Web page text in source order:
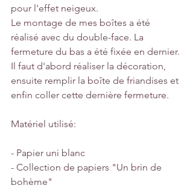
pour l'effet neigeux.
Le montage de mes boîtes a été
réalisé avec du double-face. La
fermeture du bas a été fixée en dernier.
Il faut d'abord réaliser la décoration,
ensuite remplir la boîte de friandises et
enfin coller cette dernière fermeture.
Matériel utilisé:
- Papier uni blanc
- Collection de papiers "Un brin de
bohème"